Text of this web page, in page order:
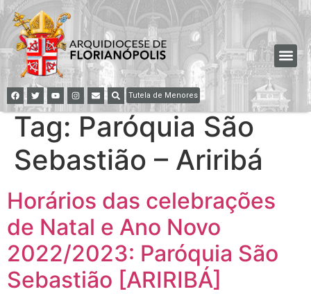
Tutela de Menores
Tag: Paróquia São
Sebastião – Ariribá
Horários das celebrações
de Natal e Ano Novo
2022/2023: Paróquia São
Sebastião [ARIRIBÁ]